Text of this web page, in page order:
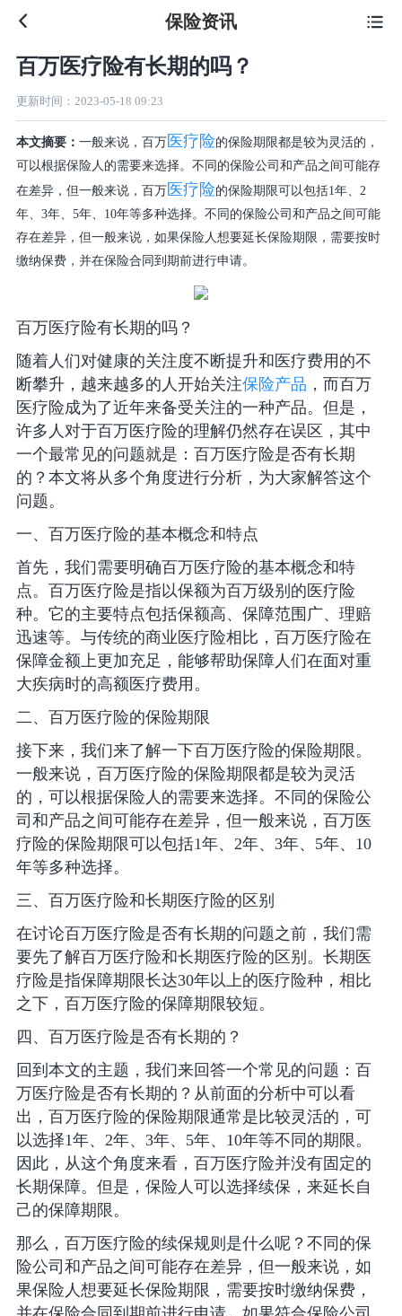
 保险资讯
百万医疗险有长期的吗？
更新时间： 2023-05-18 09:23
本文摘要： 一般来说，百万医疗险的保险期限都是较为灵活的，
可以根据保险人的需要来选择。不同的保险公司和产品之间可能存
在差异，但一般来说，百万医疗险的保险期限可以包括1年、2
年、3年、5年、10年等多种选择。不同的保险公司和产品之间可能
存在差异，但一般来说，如果保险人想要延长保险期限，需要按时
缴纳保费，并在保险合同到期前进行申请。
百万医疗险有长期的吗？
随着人们对健康的关注度不断提升和医疗费用的不
断攀升，越来越多的人开始关注保险产品 ，而百万
医疗险成为了近年来备受关注的一种产品。但是，
许多人对于百万医疗险的理解仍然存在误区，其中
一个最常见的问题就是：百万医疗险是否有长期
的？本文将从多个角度进行分析，为大家解答这个
问题。
一、百万医疗险的基本概念和特点
首先，我们需要明确百万医疗险的基本概念和特
点。百万医疗险是指以保额为百万级别的医疗险
种。它的主要特点包括保额高、保障范围广、理赔
迅速等。与传统的商业医疗险相比，百万医疗险在
保障金额上更加充足，能够帮助保障人们在面对重
大疾病时的高额医疗费用。
二、百万医疗险的保险期限
接下来，我们来了解一下百万医疗险的保险期限。
一般来说，百万医疗险的保险期限都是较为灵活
的，可以根据保险人的需要来选择。不同的保险公
司和产品之间可能存在差异，但一般来说，百万医
疗险的保险期限可以包括1年、2年、3年、5年、10
年等多种选择。
三、百万医疗险和长期医疗险的区别
在讨论百万医疗险是否有长期的问题之前，我们需
要先了解百万医疗险和长期医疗险的区别。长期医
疗险是指保障期限长达30年以上的医疗险种，相比
之下，百万医疗险的保障期限较短。
四、百万医疗险是否有长期的？
回到本文的主题，我们来回答一个常见的问题：百
万医疗险是否有长期的？从前面的分析中可以看
出，百万医疗险的保险期限通常是比较灵活的，可
以选择1年、2年、3年、5年、10年等不同的期限。
因此，从这个角度来看，百万医疗险并没有固定的
长期保障。但是，保险人可以选择续保，来延长自
己的保障期限。
那么，百万医疗险的续保规则是什么呢？不同的保
险公司和产品之间可能存在差异，但一般来说，如
果保险人想要延长保险期限，需要按时缴纳保费，